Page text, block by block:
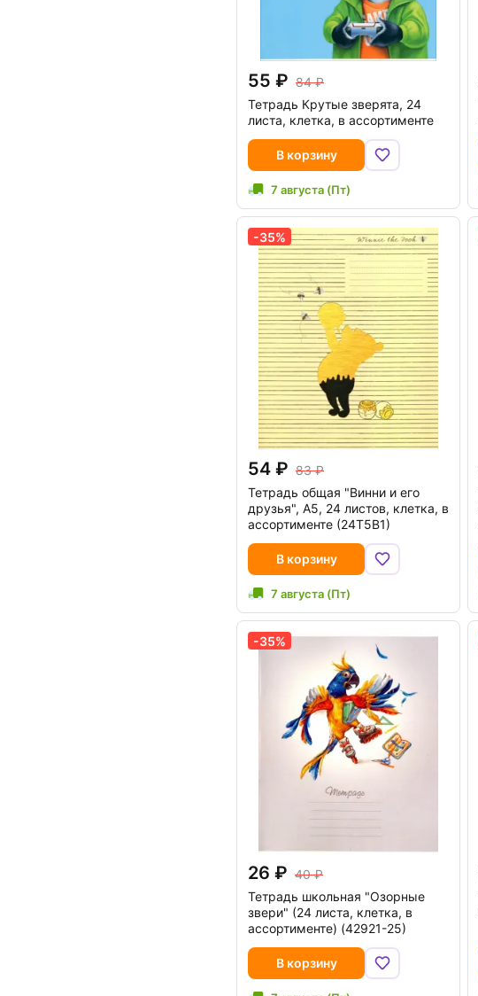
55
84
Тетрадь Крутые зверята, 24
листа, клетка, в ассортименте
В корзину
7 августа (Пт)
-35%
54
83
Тетрадь общая "Винни и его
друзья", А5, 24 листов, клетка, в
ассортименте (24Т5В1)
В корзину
7 августа (Пт)
-35%
26
40
Тетрадь школьная "Озорные
звери" (24 листа, клетка, в
ассортименте) (42921-25)
В корзину